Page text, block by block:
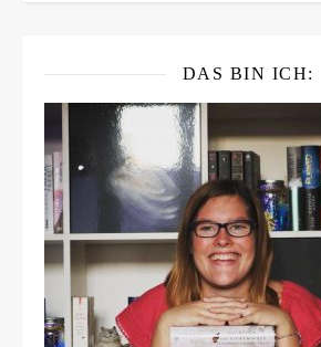
DAS BIN ICH: